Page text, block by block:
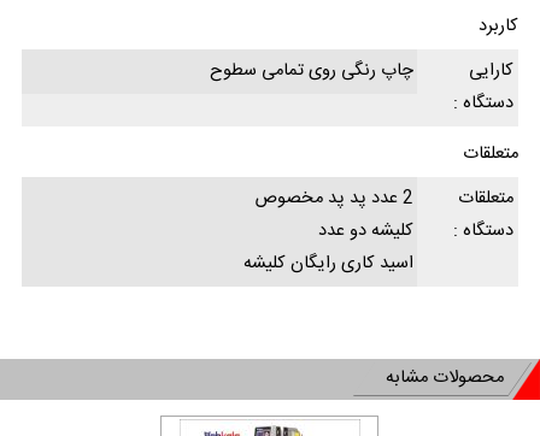
کاربرد
کارایی
دستگاه :
چاپ رنگی روی تمامی سطوح
متعلقات
متعلقات
دستگاه :
2 عدد پد پد مخصوص
کلیشه دو عدد
اسید کاری رایگان کلیشه
محصولات مشابه